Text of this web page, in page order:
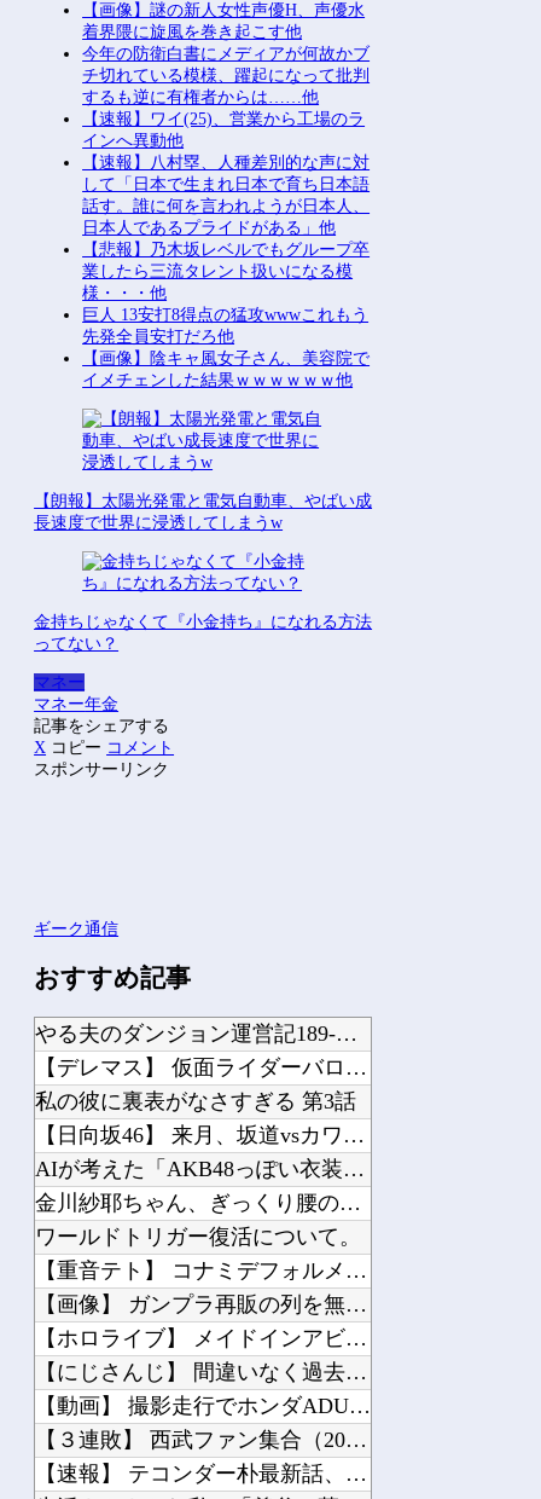
【画像】謎の新人女性声優H、声優水
着界隈に旋風を巻き起こす他
今年の防衛白書にメディアが何故かブ
チ切れている模様、躍起になって批判
するも逆に有権者からは……他
【速報】ワイ(25)、営業から工場のラ
インへ異動他
【速報】八村塁、人種差別的な声に対
して「日本で生まれ日本で育ち日本語
話す。誰に何を言われようが日本人、
日本人であるプライドがある」他
【悲報】乃木坂レベルでもグループ卒
業したら三流タレント扱いになる模
様・・・他
巨人 13安打8得点の猛攻wwwこれもう
先発全員安打だろ他
【画像】陰キャ風女子さん、美容院で
イメチェンした結果ｗｗｗｗｗｗ他
【朗報】太陽光発電と電気自動車、やばい成
長速度で世界に浸透してしまうw
金持ちじゃなくて『小金持ち』になれる方法
ってない？
マネー
マネー年金
記事をシェアする
X コピー コメント
スポンサーリンク
ギーク通信
おすすめ記事
やる夫のダンジョン運営記189-雑談所ネタ 第123話「なぜなにキャス狐さん・世...
【デレマス】 仮面ライダーバロンＰ第２話「蒼翼の乙女」
私の彼に裏表がなさすぎる 第3話
【日向坂46】 来月、坂道vsカワラボvsスタダvsハロプロの大激戦
AIが考えた「AKB48っぽい衣装」がこちらです！！！
金川紗耶ちゃん、ぎっくり腰のお知らせ…【乃木坂46】
ワールドトリガー復活について。
【重音テト】 コナミデフォルメフィギュア「重音テト 通常衣装Ver.」「重音テト...
【画像】 ガンプラ再販の列を無視して開店ダッシュした客の末路…
【ホロライブ】 メイドインアビスまじか、カリオペすげえな
【にじさんじ】 間違いなく過去最高レベルの傾き
【動画】 撮影走行でホンダADUO改良型エンジン（PU）を搭載したアストンマーチ...
【３連敗】 西武ファン集合（2026.8.7）
【速報】 テコンダー朴最新話、ヘイト大統領トランプ再び！